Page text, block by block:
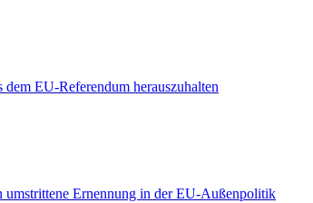
EU-Referendum herauszuhalten
Ernennung in der EU-Außenpolitik